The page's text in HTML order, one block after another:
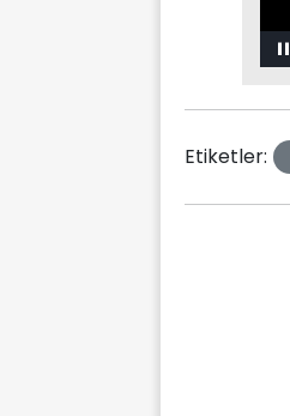
Etiketler: